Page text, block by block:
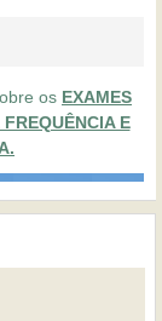
os EXAMES
E